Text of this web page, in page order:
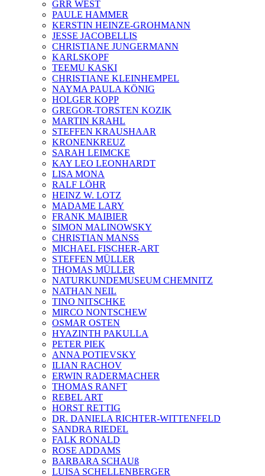
GRR WEST
PAULE HAMMER
KERSTIN HEINZE-GROHMANN
JESSE JACOBELLIS
CHRISTIANE JUNGERMANN
KARLSKOPF
TEEMU KASKI
CHRISTIANE KLEINHEMPEL
NAYMA PAULA KÖNIG
HOLGER KOPP
GREGOR-TORSTEN KOZIK
MARTIN KRAHL
STEFFEN KRAUSHAAR
KRONENKREUZ
SARAH LEIMCKE
KAY LEO LEONHARDT
LISA MONA
RALF LÖHR
HEINZ W. LOTZ
MADAME LARY
FRANK MAIBIER
SIMON MALINOWSKY
CHRISTIAN MANSS
MICHAEL FISCHER-ART
STEFFEN MÜLLER
THOMAS MÜLLER
NATURKUNDEMUSEUM CHEMNITZ
NATHAN NEIL
TINO NITSCHKE
MIRCO NONTSCHEW
OSMAR OSTEN
HYAZINTH PAKULLA
PETER PIEK
ANNA POTIEVSKY
ILIAN RACHOV
ERWIN RADERMACHER
THOMAS RANFT
REBEL ART
HORST RETTIG
DR. DANIELA RICHTER-WITTENFELD
SANDRA RIEDEL
FALK RONALD
ROSE ADDAMS
BARBARA SCHAUß
LUISA SCHELLENBERGER